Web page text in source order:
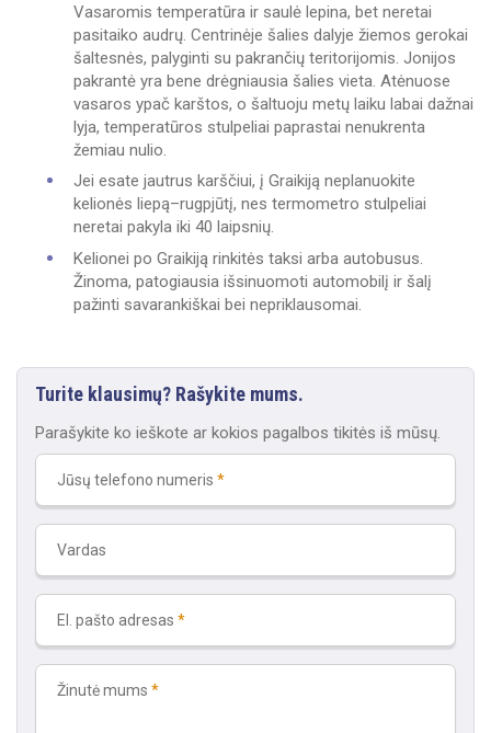
Vasaromis temperatūra ir saulė lepina, bet neretai
pasitaiko audrų. Centrinėje šalies dalyje žiemos gerokai
šaltesnės, palyginti su pakrančių teritorijomis. Jonijos
pakrantė yra bene drėgniausia šalies vieta. Atėnuose
vasaros ypač karštos, o šaltuoju metų laiku labai dažnai
lyja, temperatūros stulpeliai paprastai nenukrenta
žemiau nulio.
Jei esate jautrus karščiui, į Graikiją neplanuokite
kelionės liepą–rugpjūtį, nes termometro stulpeliai
neretai pakyla iki 40 laipsnių.
Kelionei po Graikiją rinkitės taksi arba autobusus.
Žinoma, patogiausia išsinuomoti automobilį ir šalį
pažinti savarankiškai bei nepriklausomai.
Turite klausimų? Rašykite mums.
Parašykite ko ieškote ar kokios pagalbos tikitės iš mūsų.
Jūsų telefono numeris
Vardas
El. pašto adresas
Žinutė mums